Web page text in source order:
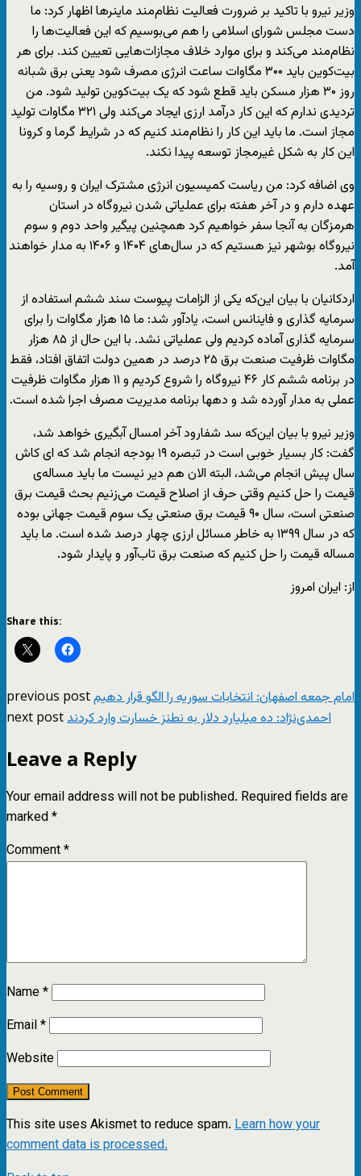
وزیر نیرو با تاکید بر ضرورت فعالیت نظام‌مند ماینرها اظهار کرد: ما
دست مجلس شورای اسلامی را هم می‌بوسیم که این فعالیت‌ها را
نظام‌مند می‌کند و برای موارد خلاف مجازات‌هایی تعیین کند. برای هر
بیت‌کوین باید ۳۰۰ مگاوات ساعت انرژی مصرف شود یعنی برق شبانه
روز ۳۰ هزار مسکن باید قطع شود که یک بیت‌کوین تولید شود. من
تردیدی ندارم که این کار درآمد ارزی ایجاد می‌کند ولی ۳۲۱ مگاوات تولید
مجاز است. ما باید این کار را نظام‌مند کنیم که در شرایط گرما و کرونا
این کار به شکل غیرمجاز توسعه پیدا نکند.
وی اضافه کرد: من ریاست کمیسیون انرژی مشترک ایران و روسیه را به
عهده دارم و در آخر هفته برای عملیاتی شدن نیروگاه در استان
هرمزگان به آنجا سفر خواهیم کرد همچنین پیگیر واحد دوم و سوم
نیروگاه بوشهر نیز هستیم که در سال‌های ۱۴۰۴ و ۱۴۰۶ به مدار خواهند
آمد.
اردکانیان با بیان این‌که یکی از الزامات پیوست سند ششم استفاده از
سرمایه گذاری و فاینانس است، یادآور شد: ما ۱۵ هزار مگاوات را برای
سرمایه گذاری آماده کردیم ولی عملیاتی نشد. با این حال از ۸۵ هزار
مگاوات ظرفیت صنعت برق ۲۵ درصد در همین دولت اتفاق افتاد، فقط
در برنامه ششم کار ۴۶ نیروگاه را شروع کردیم و ۱۱ هزار مگاوات ظرفیت
عملی به مدار آورده شد و دهها برنامه مدیریت مصرف اجرا شده است.
وزیر نیرو با بیان این‌که سد شفارود آخر امسال آبگیری خواهد شد،
گفت: کار بسیار خوبی است در تبصره ۱۹ بودجه انجام شد که ای کاش
سال پیش انجام می‌شد، البته الان هم دیر نیست ما باید مساله‌ی
قیمت را حل کنیم وقتی حرف از اصلاح قیمت می‌زنیم بحث قیمت برق
صنعتی است، سال ۹۰ قیمت برق صنعتی یک سوم قیمت جهانی بوده
که در سال ۱۳۹۹ به خاطر مسائل ارزی چهار درصد شده است. ما باید
مساله قیمت را حل کنیم که صنعت برق تاب‌آور و پایدار شود.
از: ایران امروز
Share this:
previous postامام جمعه اصفهان: انتخابات سوریه را الگو قرار دهیم
next postاحمدی‌نژاد: ده میلیارد دلار به نطنز خسارت وارد کردند
Leave a Reply
Your email address will not be published. Required fields are
marked*
Comment*
Name*
Email*
Website
This site uses Akismet to reduce spam. Learn how your
comment data is processed.